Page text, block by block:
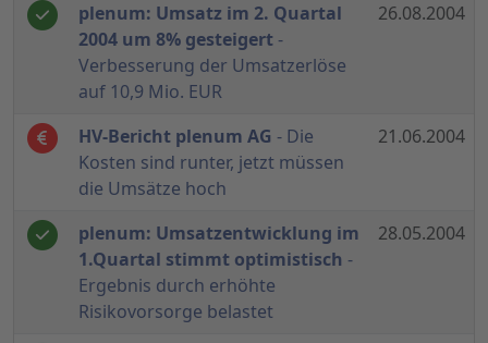
plenum: Umsatz im 2. Quartal
2004 um 8% gesteigert -
Verbesserung der Umsatzerlöse
auf 10,9 Mio. EUR
26.08.2004
HV-Bericht plenum AG - Die
Kosten sind runter, jetzt müssen
die Umsätze hoch
21.06.2004
plenum: Umsatzentwicklung im
1.Quartal stimmt optimistisch -
Ergebnis durch erhöhte
Risikovorsorge belastet
28.05.2004